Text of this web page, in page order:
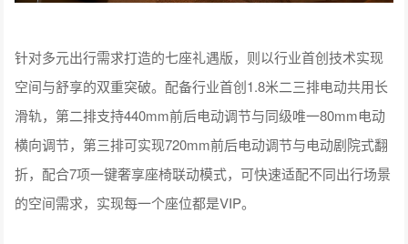
针对多元出行需求打造的七座礼遇版，则以行业首创技术实现
空间与舒享的双重突破。配备行业首创1.8米二三排电动共用长
滑轨，第二排支持440mm前后电动调节与同级唯一80mm电动
横向调节，第三排可实现720mm前后电动调节与电动剧院式翻
折，配合7项一键奢享座椅联动模式，可快速适配不同出行场景
的空间需求，实现每一个座位都是VIP。